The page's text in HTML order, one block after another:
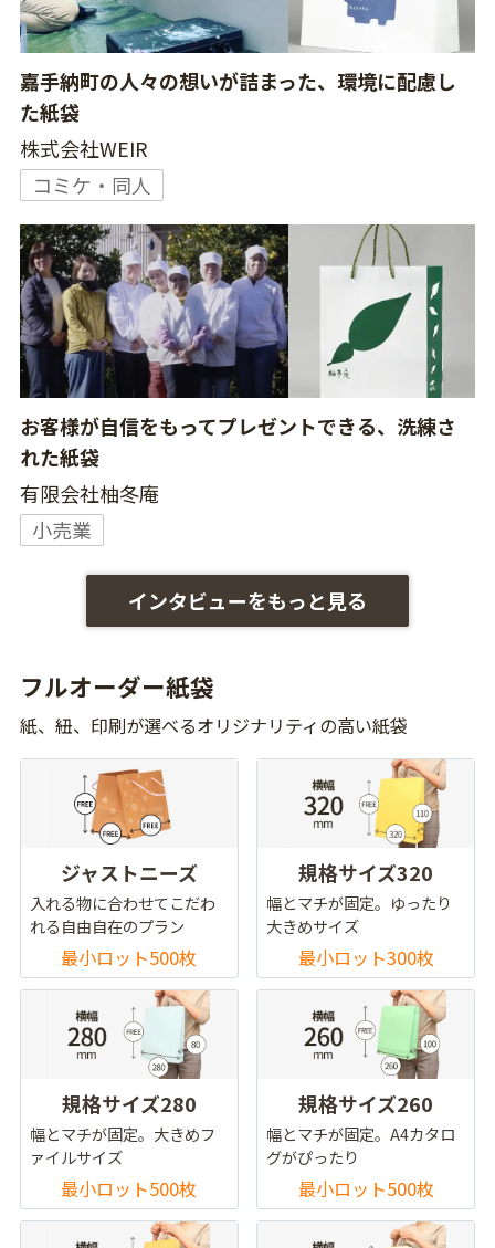
嘉手納町の人々の想いが詰まった、環境に配慮し
た紙袋
株式会社WEIR
コミケ・同人
お客様が自信をもってプレゼントできる、洗練さ
れた紙袋
有限会社柚冬庵
小売業
インタビューをもっと見る
フルオーダー紙袋
紙、紐、印刷が選べるオリジナリティの高い紙袋
ジャストニーズ
入れる物に合わせてこだわ
れる自由自在のプラン
最小ロット500枚
規格サイズ320
幅とマチが固定。ゆったり
大きめサイズ
最小ロット300枚
規格サイズ280
幅とマチが固定。大きめフ
ァイルサイズ
最小ロット500枚
規格サイズ260
幅とマチが固定。A4カタロ
グがぴったり
最小ロット500枚